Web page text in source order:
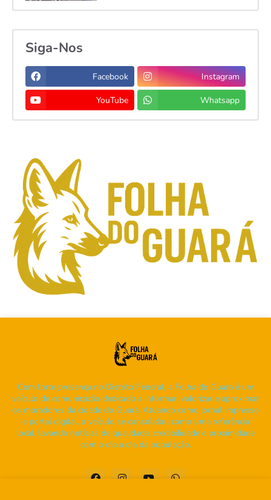
Siga-Nos
Facebook Instagram
YouTube Whatsapp
Com forte presença no Distrito Federal, a Folha do Guará é um
veículo de comunicação dedicado a informar, valorizar e aproximar
os moradores da cidade do Guará. Atuando como jornal impresso
e portal digital, o veículo se consolidou como uma referência
local, levando notícias de qualidade, credibilidade e proximidade
com o dia a dia da população.